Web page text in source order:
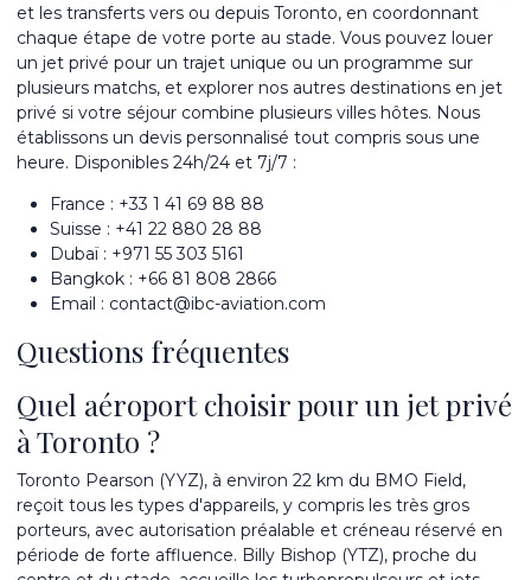
et les transferts vers ou depuis Toronto, en coordonnant
chaque étape de votre porte au stade. Vous pouvez louer
un jet privé pour un trajet unique ou un programme sur
plusieurs matchs, et explorer nos autres destinations en jet
privé si votre séjour combine plusieurs villes hôtes. Nous
établissons un devis personnalisé tout compris sous une
heure. Disponibles 24h/24 et 7j/7 :
France : +33 1 41 69 88 88
Suisse : +41 22 880 28 88
Dubaï : +971 55 303 5161
Bangkok : +66 81 808 2866
Email : contact@ibc-aviation.com
Questions fréquentes
Quel aéroport choisir pour un jet privé
à Toronto ?
Toronto Pearson (YYZ), à environ 22 km du BMO Field,
reçoit tous les types d'appareils, y compris les très gros
porteurs, avec autorisation préalable et créneau réservé en
période de forte affluence. Billy Bishop (YTZ), proche du